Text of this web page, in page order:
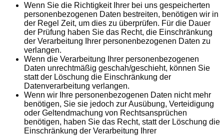
Wenn Sie die Richtigkeit Ihrer bei uns gespeicherten
personenbezogenen Daten bestreiten, benötigen wir in
der Regel Zeit, um dies zu überprüfen. Für die Dauer
der Prüfung haben Sie das Recht, die Einschränkung
der Verarbeitung Ihrer personenbezogenen Daten zu
verlangen.
Wenn die Verarbeitung Ihrer personenbezogenen
Daten unrechtmäßig geschah/geschieht, können Sie
statt der Löschung die Einschränkung der
Datenverarbeitung verlangen.
Wenn wir Ihre personenbezogenen Daten nicht mehr
benötigen, Sie sie jedoch zur Ausübung, Verteidigung
oder Geltendmachung von Rechtsansprüchen
benötigen, haben Sie das Recht, statt der Löschung die
Einschränkung der Verarbeitung Ihrer